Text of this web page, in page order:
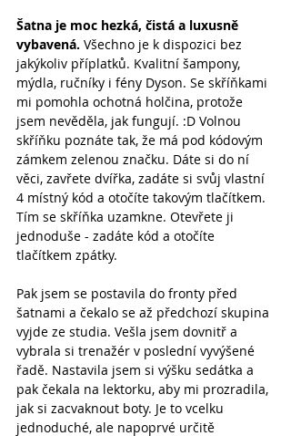
Šatna je moc hezká, čistá a luxusně
vybavená. Všechno je k dispozici bez
jakýkoliv příplatků. Kvalitní šampony,
mýdla, ručníky i fény Dyson. Se skříňkami
mi pomohla ochotná holčina, protože
jsem nevěděla, jak fungují. :D Volnou
skříňku poznáte tak, že má pod kódovým
zámkem zelenou značku. Dáte si do ní
věci, zavřete dvířka, zadáte si svůj vlastní
4 místný kód a otočíte takovým tlačítkem.
Tím se skříňka uzamkne. Otevřete ji
jednoduše - zadáte kód a otočíte
tlačítkem zpátky.
Pak jsem se postavila do fronty před
šatnami a čekalo se až předchozí skupina
vyjde ze studia. Vešla jsem dovnitř a
vybrala si trenažér v poslední vyvýšené
řadě. Nastavila jsem si výšku sedátka a
pak čekala na lektorku, aby mi prozradila,
jak si zacvaknout boty. Je to vcelku
jednoduché, ale napoprvé určitě